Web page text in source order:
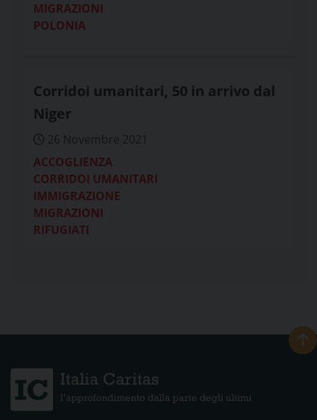
MIGRAZIONI
POLONIA
Corridoi umanitari, 50 in arrivo dal
Niger
26 Novembre 2021
ACCOGLIENZA
CORRIDOI UMANITARI
IMMIGRAZIONE
MIGRAZIONI
RIFUGIATI